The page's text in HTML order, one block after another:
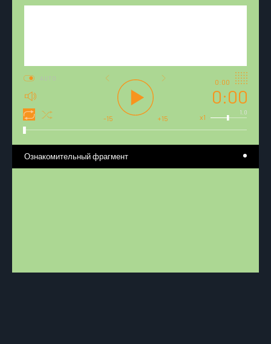
0:00
0:00
1.0
x1
-15 +15
AUTO
Ознакомительный фрагмент